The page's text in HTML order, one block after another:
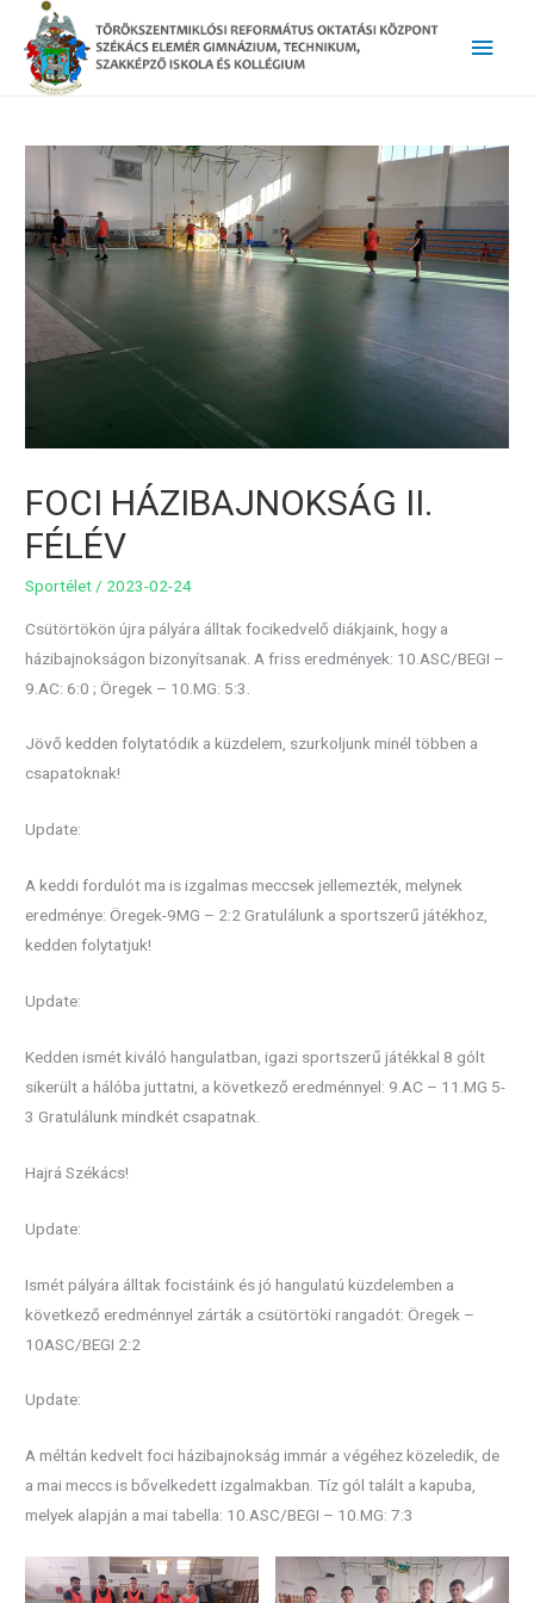
Main
FOCI HÁZIBAJNOKSÁG II.
FÉLÉV
Sportélet / 2023-02-24
Csütörtökön újra pályára álltak focikedvelő diákjaink, hogy a
házibajnokságon bizonyítsanak. A friss eredmények: 10.ASC/BEGI –
9.AC: 6:0 ; Öregek – 10.MG: 5:3.
Jövő kedden folytatódik a küzdelem, szurkoljunk minél többen a
csapatoknak!
Update:
A keddi fordulót ma is izgalmas meccsek jellemezték, melynek
eredménye: Öregek-9MG – 2:2 Gratulálunk a sportszerű játékhoz,
kedden folytatjuk!
Update:
Kedden ismét kiváló hangulatban, igazi sportszerű játékkal 8 gólt
sikerült a hálóba juttatni, a következő eredménnyel: 9.AC – 11.MG 5-
3 Gratulálunk mindkét csapatnak.
Hajrá Székács!
Update:
Ismét pályára álltak focistáink és jó hangulatú küzdelemben a
következő eredménnyel zárták a csütörtöki rangadót: Öregek –
10ASC/BEGI 2:2
Update:
A méltán kedvelt foci házibajnokság immár a végéhez közeledik, de
a mai meccs is bővelkedett izgalmakban. Tíz gól talált a kapuba,
melyek alapján a mai tabella: 10.ASC/BEGI – 10.MG: 7:3